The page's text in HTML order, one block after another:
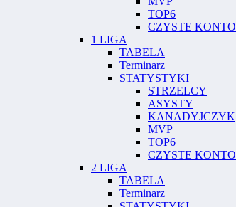
TOP6
CZYSTE KONTO
1 LIGA
TABELA
Terminarz
STATYSTYKI
STRZELCY
ASYSTY
KANADYJCZYK
MVP
TOP6
CZYSTE KONTO
2 LIGA
TABELA
Terminarz